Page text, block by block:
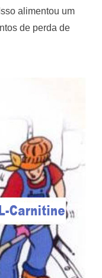
alimentou um
de perda de